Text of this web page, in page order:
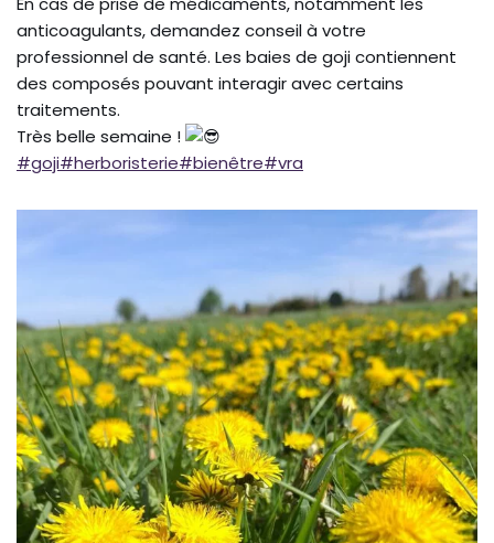
anticoagulants, demandez conseil à votre
professionnel de santé. Les baies de goji contiennent
des composés pouvant interagir avec certains
traitements.
Très belle semaine !
#goji#herboristerie#bienêtre#vra